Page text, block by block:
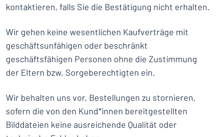
kontaktieren, falls Sie die Bestätigung nicht erhalten.
Wir gehen keine wesentlichen Kaufverträge mit
geschäftsunfähigen oder beschränkt
geschäftsfähigen Personen ohne die Zustimmung
der Eltern bzw. Sorgeberechtigten ein.
Wir behalten uns vor, Bestellungen zu stornieren,
sofern die von den Kund*innen bereitgestellten
Bilddateien keine ausreichende Qualität oder